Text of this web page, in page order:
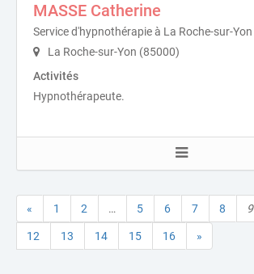
MASSE Catherine
Service d'hypnothérapie à La Roche-sur-Yon
La Roche-sur-Yon (85000)
Activités
Hypnothérapeute.
« 1 2 … 5 6 7 8 9
12 13 14 15 16 »